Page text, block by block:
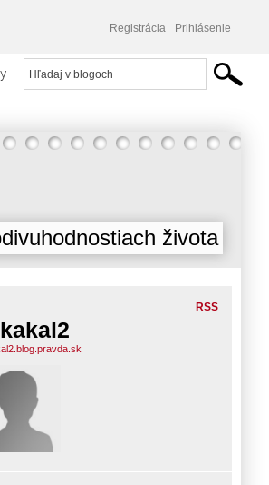
Registrácia Prihlásenie
života
RSS